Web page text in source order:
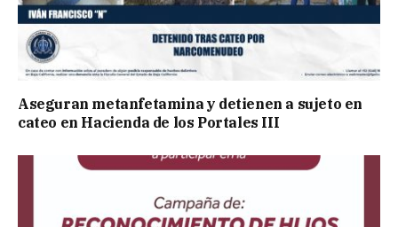
Aseguran metanfetamina y detienen a sujeto en
cateo en Hacienda de los Portales III